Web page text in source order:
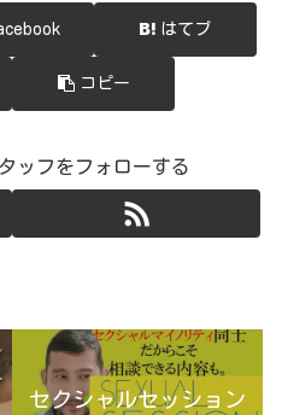
はてブ
コピー
ッフをフォローする
セクシャルセッション